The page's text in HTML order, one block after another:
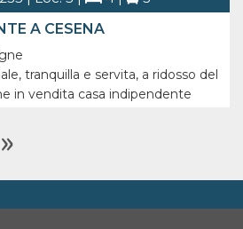
A CESENA
tranquilla e servita, a ridosso del
in vendita casa indipendente